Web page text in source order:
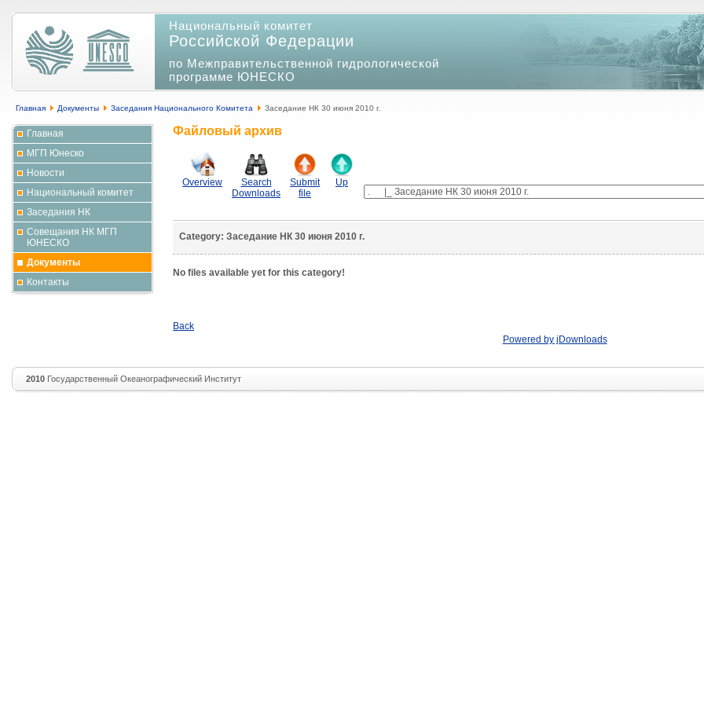
Национальный комитет
Российской Федерации
по Межправительственной гидрологической
программе ЮНЕСКО
Главная Документы Заседания Национального Комитета Заседание НК 30 июня 2010 г.
Главная
МГП Юнеско
Новости
Национальный комитет
Заседания НК
Совещания НК МГП
ЮНЕСКО
Документы
Контакты
Файловый архив
Overview
Search
Downloads
Submit
file
Up
Category: Заседание НК 30 июня 2010 г.
No files available yet for this category!
Back
Powered by jDownloads
2010 Государственный Океанографический Институт